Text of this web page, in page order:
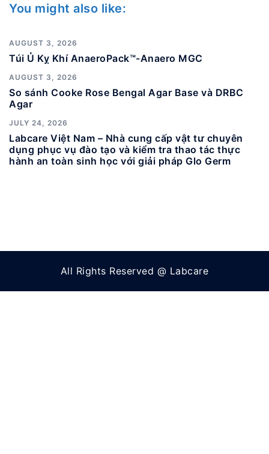
You might also like:
AUGUST 3, 2026
Túi Ủ Kỵ Khí AnaeroPack™-Anaero MGC
AUGUST 3, 2026
So sánh Cooke Rose Bengal Agar Base và DRBC
Agar
JULY 24, 2026
Labcare Việt Nam – Nhà cung cấp vật tư chuyên
dụng phục vụ đào tạo và kiểm tra thao tác thực
hành an toàn sinh học với giải pháp Glo Germ
All Rights Reserved @ Labcare